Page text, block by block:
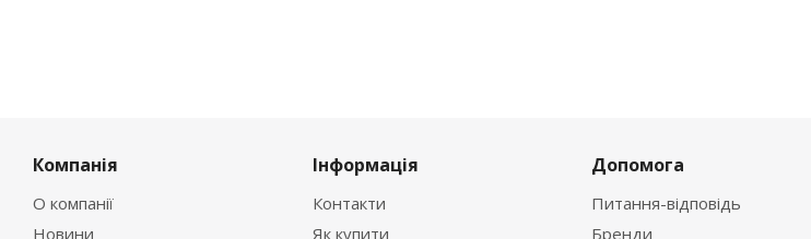
Компанія
О компанії
Новини
Інформація
Контакти
Як купити
Допомога
Питання-відповідь
Бренди